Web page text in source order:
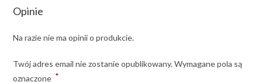
Opinie
Na razie nie ma opinii o produkcie.
Twój adres email nie zostanie opublikowany. Wymagane pola są
oznaczone *